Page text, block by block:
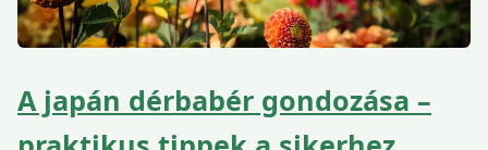
A japán dérbabér gondozása –